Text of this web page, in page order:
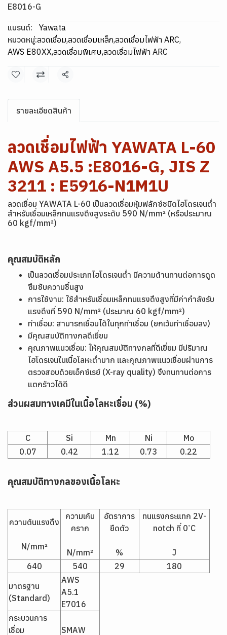
E8016-G
แบรนด์:
Yawata
หมวดหมู่:ลวดเชื่อม,ลวดเชื่อมเหล็ก,ลวดเชื่อมไฟฟ้า ARC,
AWS E80XX,ลวดเชื่อมพิเศษ,ลวดเชื่อมไฟฟ้า ARC
แชร์
รายละเอียดสินค้า
ลวดเชื่อมไฟฟ้า YAWATA L-60
AWS A5.5 :E8016-G, JIS Z
3211 : E5916-N1M1U
ลวดเชื่อม YAWATA L-60 เป็นลวดเชื่อมหุ้มฟลักซ์ชนิดไฮโดรเจนต่ำ
สำหรับเชื่อมเหล็กทนแรงดึงสูงระดับ 590 N/mm² (หรือประมาณ
60 kgf/mm²)
คุณสมบัติหลัก
เป็นลวดเชื่อมประเภทไฮโดรเจนต่ำ มีความต้านทานต่อการดูด
ซึมซับความชื้นสูง
การใช้งาน: ใช้สำหรับเชื่อมเหล็กทนแรงดึงสูงที่มีค่ากำลังรับ
แรงดึงที่ 590 N/mm² (ประมาณ 60 kgf/mm²)
ท่าเชื่อม: สามารถเชื่อมได้ในทุกท่าเชื่อม (ยกเว้นท่าเชื่อมลง)
มีคุณสมบัติทางกลดีเยี่ยม
คุณภาพแนวเชื่อม: ให้คุณสมบัติทางกลที่ดีเยี่ยม มีปริมาณ
ไฮโดรเจนในเนื้อโลหะต่ำมาก และคุณภาพแนวเชื่อมผ่านการ
ตรวจสอบด้วยเอ็กซ์เรย์ (X-ray quality) จึงทนทานต่อการ
แตกร้าวได้ดี
ส่วนผสมทางเคมีในเนื้อโลหะเชื่อม (%)
C Si Mn Ni
Mo
0.07
0.42 1.12 0.73 0.22
คุณสมบัติทางกลของเนื้อโลหะ
ความต้นแรงดึง
N/mm²
ความเค้น
คราก
N/mm²
อัตราการ
ยืดตัว
%
ทนแรงกระแทก 2V-
notch ที่ 0 ํC
J
640
540 29
180
มาตรฐาน
(Standard)
AWS
A5.1
E7016
กระบวนการ
เชื่อม
SMAW